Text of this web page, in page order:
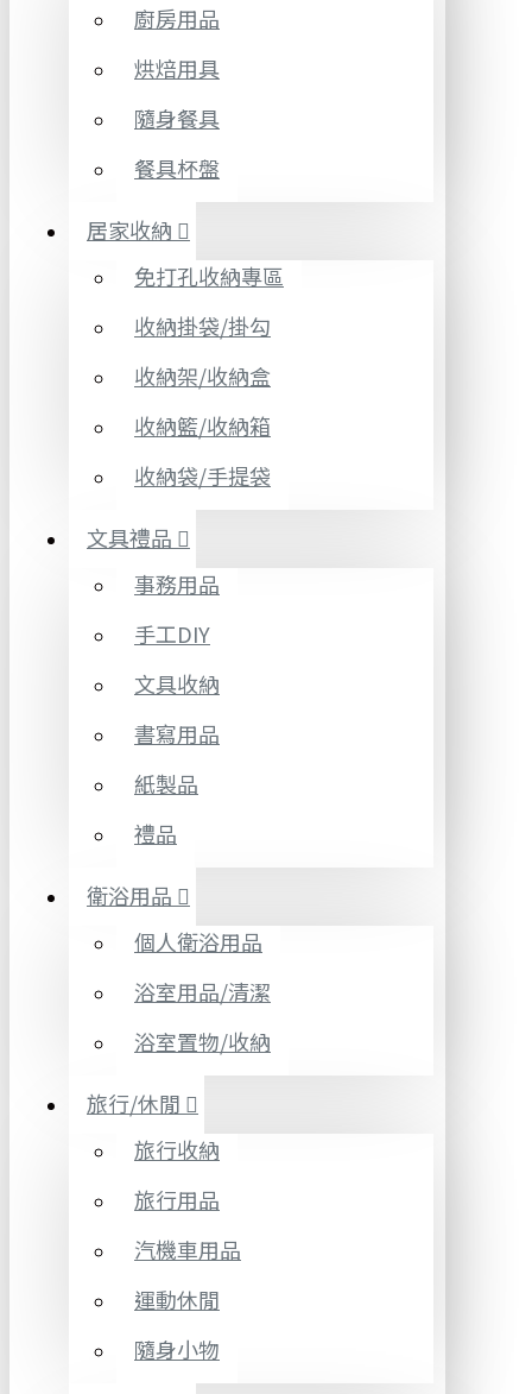
廚房用品
烘焙用具
隨身餐具
餐具杯盤
居家收納
免打孔收納專區
收納掛袋/掛勾
收納架/收納盒
收納籃/收納箱
收納袋/手提袋
文具禮品
事務用品
手工DIY
文具收納
書寫用品
紙製品
禮品
衛浴用品
個人衛浴用品
浴室用品/清潔
浴室置物/收納
旅行/休閒
旅行收納
旅行用品
汽機車用品
運動休閒
隨身小物